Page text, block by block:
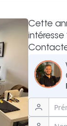
Cette
intéresse